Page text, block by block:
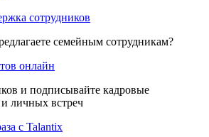
сотрудников
семейным сотрудникам?
онлайн
и подписывайте кадровые
личных встреч
с Talantix